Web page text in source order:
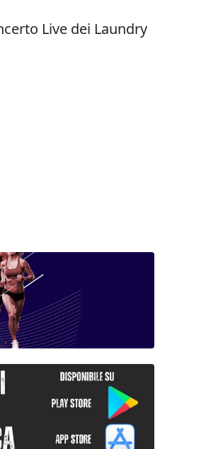
Live dei Laundry